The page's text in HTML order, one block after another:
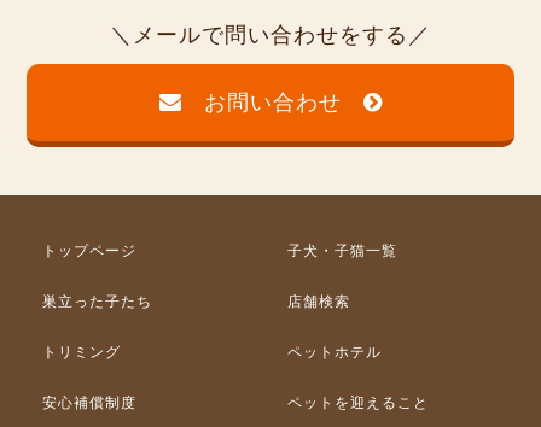
メールで問い合わせをする
お問い合わせ
トップページ 子犬・子猫一覧
巣立った子たち 店舗検索
トリミング ペットホテル
安心補償制度 ペットを迎えること